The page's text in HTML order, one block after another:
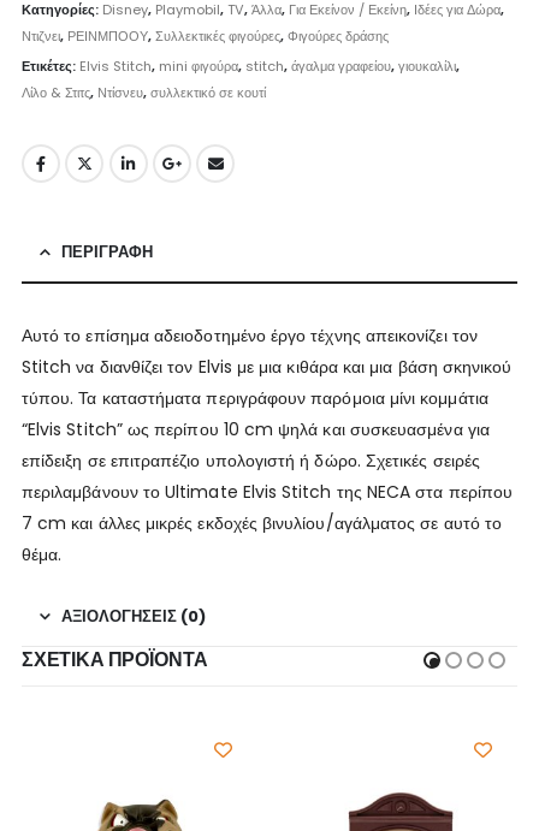
Κατηγορίες: Disney, Playmobil,TV,Άλλα, Για Εκείνον / Εκείνη, Ιδέες για Δώρα,
Ντιζνει, ΡΕΙΝΜΠΟΟΥ,Συλλεκτικές φιγούρες,Φιγούρες δράσης
Ετικέτες: Elvis Stitch, mini φιγούρα, stitch,άγαλμα γραφείου,γιουκαλίλι,
Λίλο & Στιτς, Ντίσνευ,συλλεκτικό σε κουτί
ΠΕΡΙΓΡΑΦΉ
Αυτό το επίσημα αδειοδοτημένο έργο τέχνης απεικονίζει τον
Stitch να διανθίζει τον Elvis με μια κιθάρα και μια βάση σκηνικού
τύπου. Τα καταστήματα περιγράφουν παρόμοια μίνι κομμάτια
“Elvis Stitch” ως περίπου 10 cm ψηλά και συσκευασμένα για
επίδειξη σε επιτραπέζιο υπολογιστή ή δώρο. Σχετικές σειρές
περιλαμβάνουν το Ultimate Elvis Stitch της NECA στα περίπου
7 cm και άλλες μικρές εκδοχές βινυλίου/αγάλματος σε αυτό το
θέμα.
ΑΞΙΟΛΟΓΉΣΕΙΣ (0)
ΣΧΕΤΙΚΆ ΠΡΟΪΌΝΤΑ